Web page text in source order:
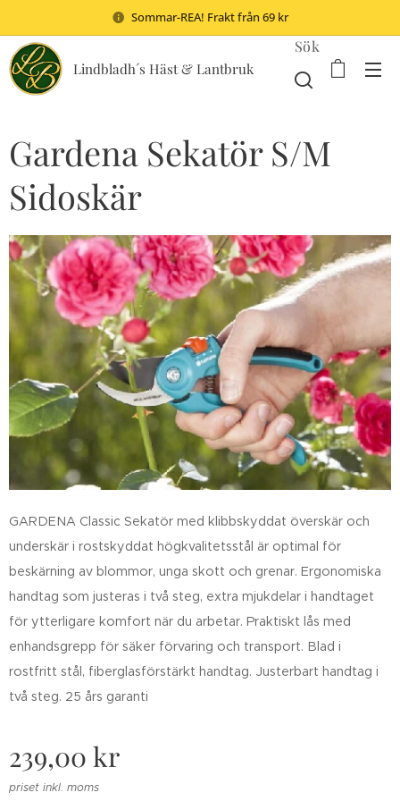
Sommar-REA! Frakt från 69 kr
Lindbladh´s Häst & Lantbruk
Sök
Gardena Sekatör S/M
Sidoskär
GARDENA Classic Sekatör med klibbskyddat överskär och
underskär i rostskyddat högkvalitetsstål är optimal för
beskärning av blommor, unga skott och grenar. Ergonomiska
handtag som justeras i två steg, extra mjukdelar i handtaget
för ytterligare komfort när du arbetar. Praktiskt lås med
enhandsgrepp för säker förvaring och transport. Blad i
rostfritt stål, fiberglasförstärkt handtag. Justerbart handtag i
två steg. 25 års garanti
239,00 kr
priset inkl. moms